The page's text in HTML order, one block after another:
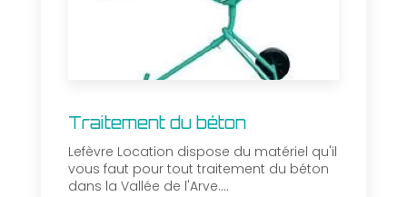
Traitement du béton
Lefèvre Location dispose du matériel qu'il
vous faut pour tout traitement du béton
dans la Vallée de l'Arve....